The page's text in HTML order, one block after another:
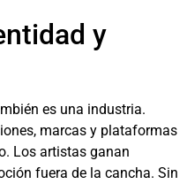
y
es una industria.
marcas y plataformas
Los artistas ganan
fuera de la cancha. Sin